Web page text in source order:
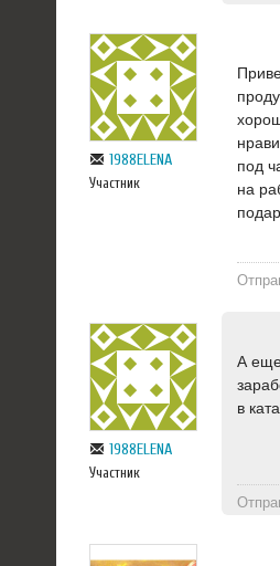
1988ELENA
Участник
под
на
1988ELENA
Участник
А еще
в